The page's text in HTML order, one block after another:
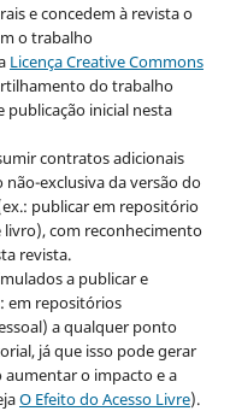
e concedem à revista o
o trabalho
Licença Creative Commons
do trabalho
inicial nesta
contratos adicionais
exclusiva da versão do
publicar em repositório
com reconhecimento
revista.
a publicar e
em repositórios
a qualquer ponto
já que isso pode gerar
o impacto e a
O Efeito do Acesso Livre).